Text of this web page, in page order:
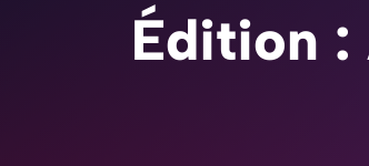
Édition :